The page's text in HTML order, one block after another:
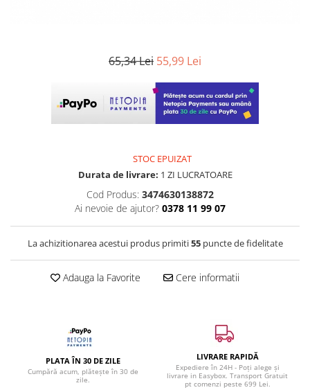
65,34 Lei 55,99 Lei
STOC EPUIZAT
Durata de livrare: 1 ZI LUCRATOARE
Cod Produs: 3474630138872
Ai nevoie de ajutor? 0378 11 99 07
La achizitionarea acestui produs primiti55puncte de fidelitate
Adauga la Favorite Cere informatii
PLATA ÎN 30 DE ZILE
Cumpără acum, plătește în 30 de
zile.
LIVRARE RAPIDĂ
Expediere în 24H - Poți alege și
livrare in Easybox. Transport Gratuit
pt comenzi peste 699 Lei.